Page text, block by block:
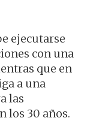
ejecutarse
con una
que en
a una
las
los 30 años.